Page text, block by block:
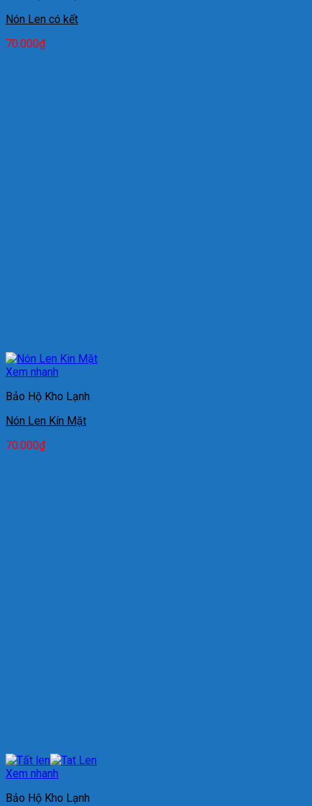
Nón Len có kết
70.000₫
Xem nhanh
Bảo Hộ Kho Lạnh
Nón Len Kín Mặt
70.000₫
Xem nhanh
Bảo Hộ Kho Lạnh